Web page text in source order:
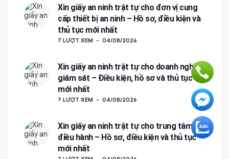
Xin giấy an ninh trật tự cho đơn vị cung
cấp thiết bị an ninh – Hồ sơ, điều kiện và
thủ tục mới nhất
7 LƯỢT XEM 04/08/2026
Xin giấy an ninh trật tự cho doanh nghiệp
giám sát – Điều kiện, hồ sơ và thủ tục
mới nhất
7 LƯỢT XEM 04/08/2026
Xin giấy an ninh trật tự cho trung tâm
điều hành – Hồ sơ, điều kiện và thủ tục
mới nhất